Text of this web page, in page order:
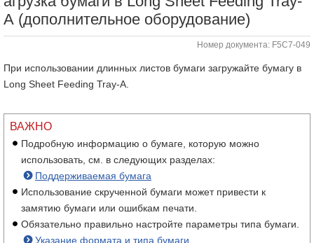
A (дополнительное оборудование)
Номер документа: F5C7-049
При использовании длинных листов бумаги загружайте бумагу в
Long Sheet Feeding Tray-A.
ВАЖНО
Подробную информацию о бумаге, которую можно
использовать, см. в следующих разделах:
Поддерживаемая бумага
Использование скрученной бумаги может привести к
замятию бумаги или ошибкам печати.
Обязательно правильно настройте параметры типа бумаги.
Указание формата и типа бумаги